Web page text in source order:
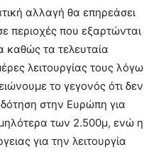
αλλαγή θα επηρεάσει
περιοχές που εξαρτώνται
καθώς τα τελευταία
λειτουργίας τους λόγω
το γεγονός ότι δεν
στην Ευρώπη για
των 2.500μ, ενώ η
για την λειτουργία